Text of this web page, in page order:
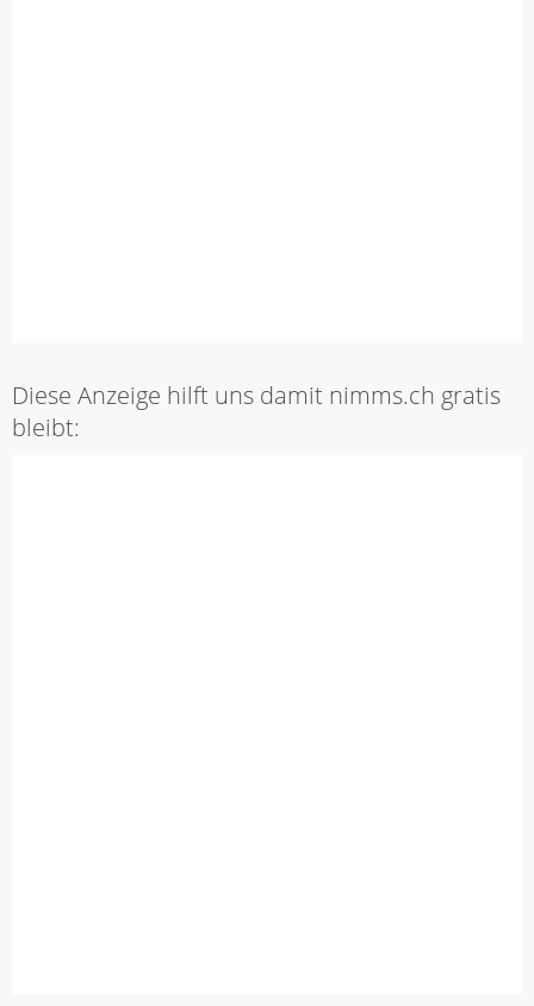
Diese Anzeige hilft uns damit nimms.ch gratis
bleibt: